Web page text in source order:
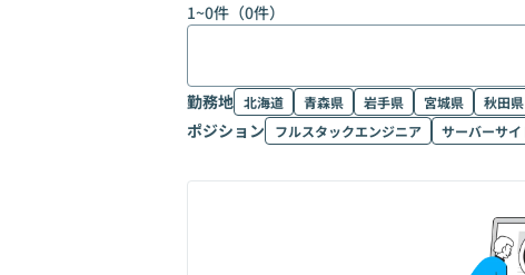
1~0件（0件）
勤務地 北海道 青森県 岩手県 宮城県 秋田県
ポジション フルスタックエンジニア サーバーサ